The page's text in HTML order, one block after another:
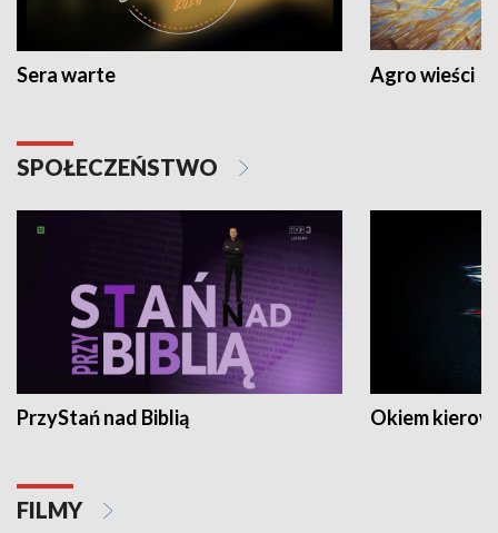
Sera warte Agro wieści
SPOŁECZEŃSTWO
PrzyStań nad Biblią Okiem
FILMY